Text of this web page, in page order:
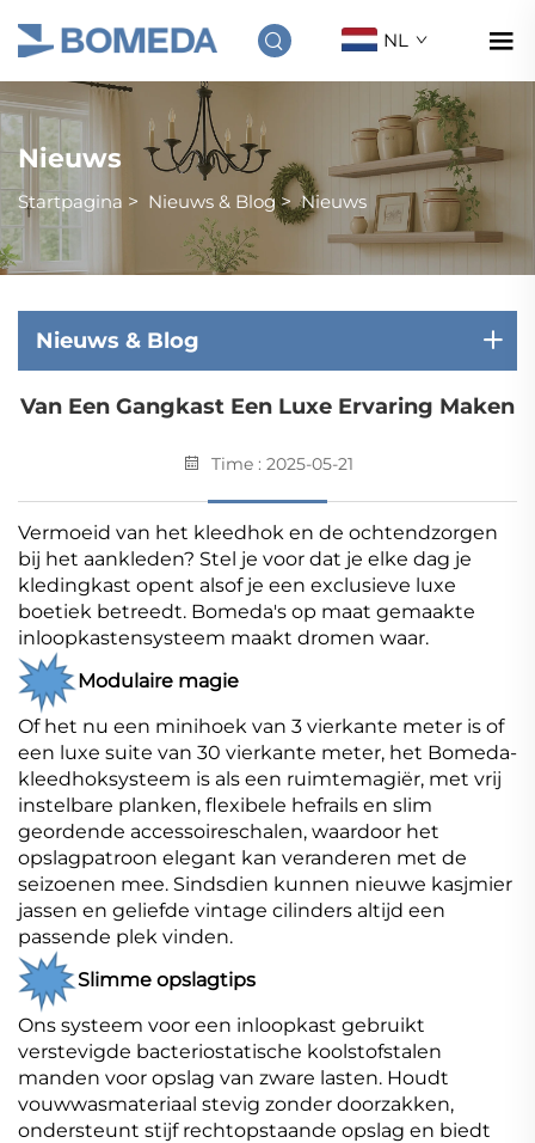
NL
Nieuws
Startpagina > Nieuws & Blog>Nieuws
Nieuws & Blog
Van Een Gangkast Een Luxe Ervaring Maken
Time : 2025-05-21
Vermoeid van het kleedhok en de ochtendzorgen
bij het aankleden? Stel je voor dat je elke dag je
kledingkast opent alsof je een exclusieve luxe
boetiek betreedt. Bomeda's op maat gemaakte
inloopkastensysteem maakt dromen waar.
Modulaire magie
Of het nu een minihoek van 3 vierkante meter is of
een luxe suite van 30 vierkante meter, het Bomeda-
kleedhoksysteem is als een ruimtemagiër, met vrij
instelbare planken, flexibele hefrails en slim
geordende accessoireschalen, waardoor het
opslagpatroon elegant kan veranderen met de
seizoenen mee. Sindsdien kunnen nieuwe kasjmier
jassen en geliefde vintage cilinders altijd een
passende plek vinden.
Slimme opslagtips
Ons systeem voor een inloopkast gebruikt
verstevigde bacteriostatische koolstofstalen
manden voor opslag van zware lasten. Houdt
vouwwasmateriaal stevig zonder doorzakken,
ondersteunt stijf rechtopstaande opslag en biedt